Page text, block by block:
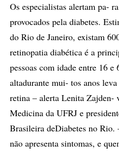
Os especialistas alertam pa-
provocados pela diabetes.
do Rio de Janeiro, existam
retinopatia diabética é a
pessoas com idade entre 16
altadurante mui- tos anos
retina – alerta Lenita Zajden-
Medicina da UFRJ e
Brasileira deDiabetes no Rio.
não apresenta sintomas, e